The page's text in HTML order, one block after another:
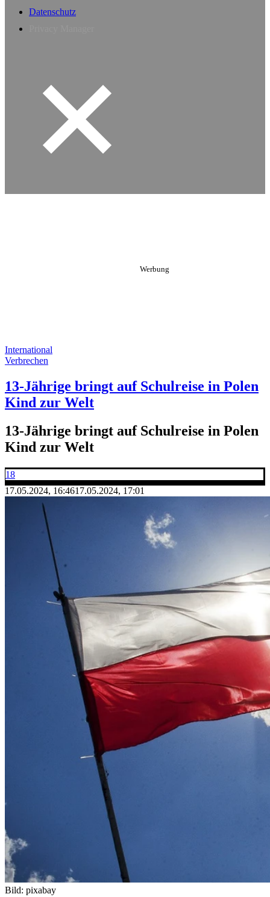
Datenschutz
International
Verbrechen
13-Jährige bringt auf Schulreise in Polen
Kind zur Welt
13-Jährige bringt auf Schulreise in Polen
Kind zur Welt
18
17.05.2024, 16:4617.05.2024, 17:01
Bild: pixabay